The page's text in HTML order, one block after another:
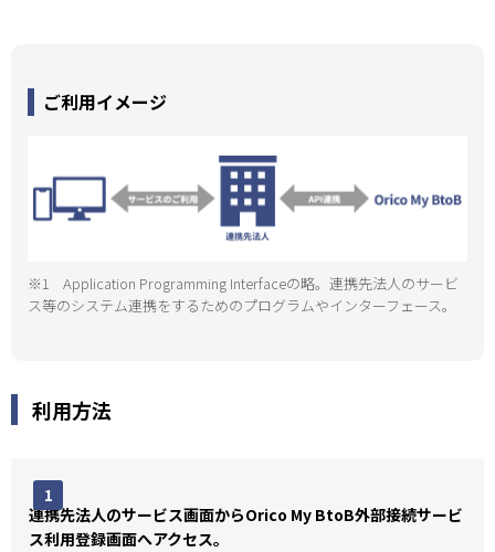
ご利用イメージ
※1
Application Programming Interfaceの略。連携先法人のサービ
ス等のシステム連携をするためのプログラムやインターフェース。
利用方法
1
連携先法人のサービス画面からOrico My BtoB外部接続サービ
ス利用登録画面へアクセス。